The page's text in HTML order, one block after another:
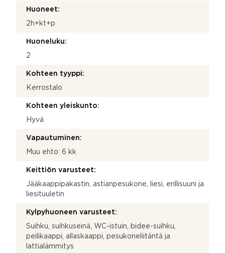
Huoneet:
2h+kt+p
Huoneluku:
2
Kohteen tyyppi:
Kerrostalo
Kohteen yleiskunto:
Hyvä
Vapautuminen:
Muu ehto: 6 kk
Keittiön varusteet:
Jääkaappipakastin, astianpesukone, liesi, erillisuuni ja
liesituuletin
Kylpyhuoneen varusteet:
Suihku, suihkuseinä, WC-istuin, bidee-suihku,
peilikaappi, allaskaappi, pesukoneliitäntä ja
lattialämmitys